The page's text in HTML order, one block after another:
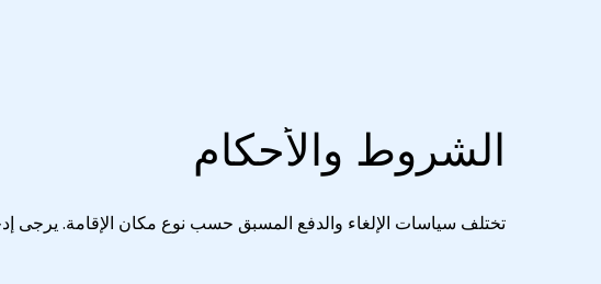
الشروط والأحكام
تختلف سياسات الإلغاء والدفع المسبق حسب نوع مكان الإقامة. يرجى